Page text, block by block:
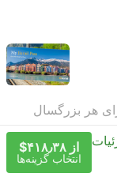
هر بزرگسال
از ‎$۴۱۸٫۳۸
انتخاب گزینه‌ها